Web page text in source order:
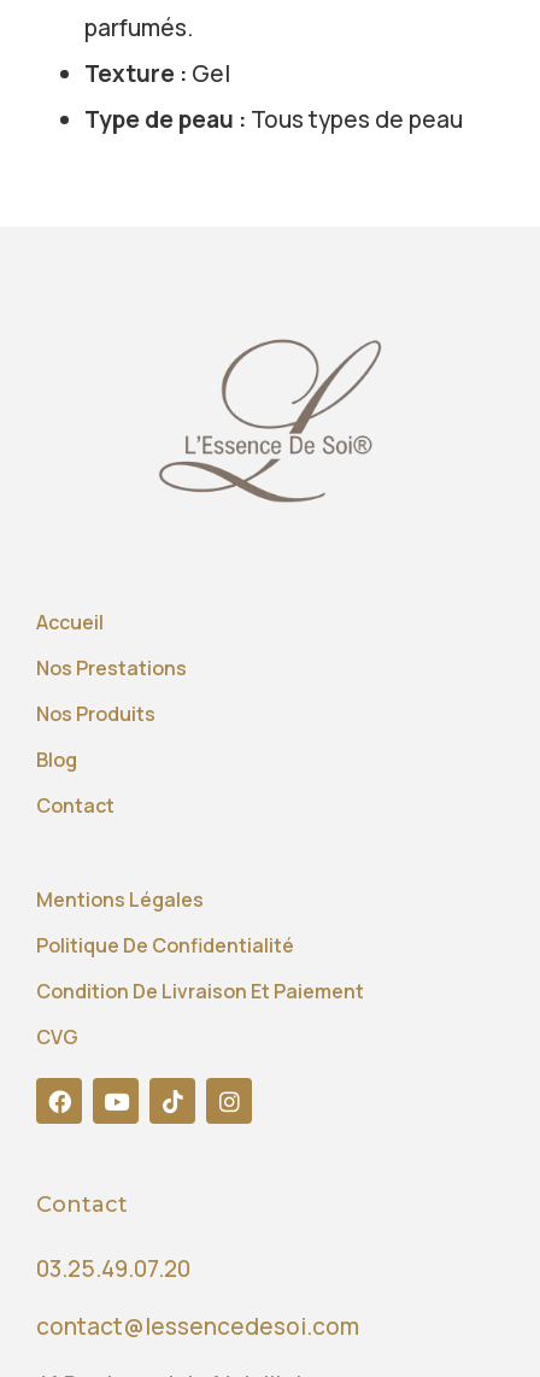
parfumés.
Texture : Gel
Type de peau : Tous types de peau
Accueil
Nos Prestations
Nos Produits
Blog
Contact
Mentions Légales
Politique De Confidentialité
Condition De Livraison Et Paiement
CVG
Contact
03.25.49.07.20
contact@lessencedesoi.com